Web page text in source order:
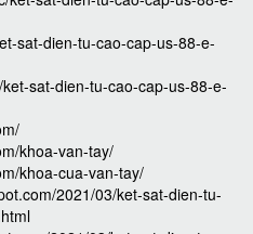
sat-dien-tu-cao-cap-us-88-e-
sat-dien-tu-cao-cap-us-88-e-
khoa-van-tay/
khoa-cua-van-tay/
2021/03/ket-sat-dien-tu-